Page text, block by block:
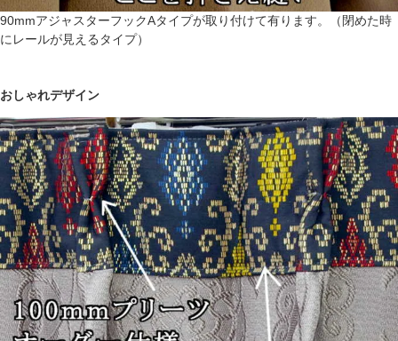
90mmアジャスターフックAタイプが取り付けて有ります。（閉めた時
にレールが見えるタイプ）
おしゃれデザイン